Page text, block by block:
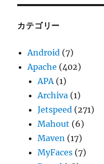
ブ
カテゴリー
Android (7)
Apache (402)
APA(1)
Archiva (1)
Jetspeed (271)
Mahout (6)
Maven (17)
MyFaces (7)